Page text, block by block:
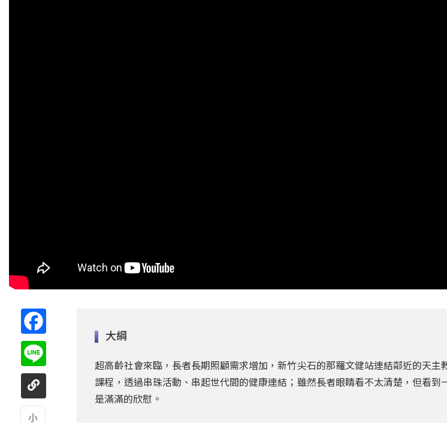
大綱
超高齡社會來臨，長者長期照顧需求增加，新竹尖石的那羅文健站連結鄰近的天主
課程，透過串珠活動、串起世代間的健康連結；雖然長者眼睛看不太清楚，但看到
是滿滿的欣慰。